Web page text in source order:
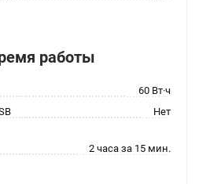
работы
60 Вт·ч
Нет
2 часа за 15 мин.